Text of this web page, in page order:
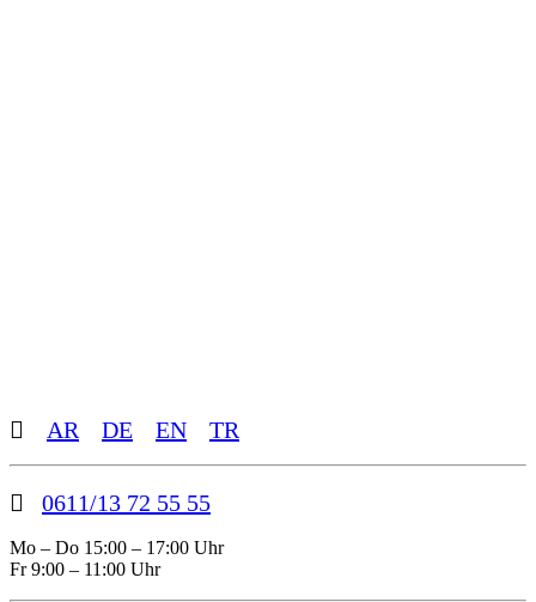
Toggle
Sliding
Bar
AR DE EN TR
0611/13 72 55 55
Mo – Do 15:00 – 17:00 Uhr
Fr 9:00 – 11:00 Uhr